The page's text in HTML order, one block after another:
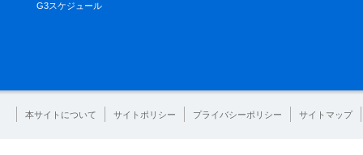
G3スケジュール
本サイトについて サイトポリシー プライバシーポリシー サイトマップ